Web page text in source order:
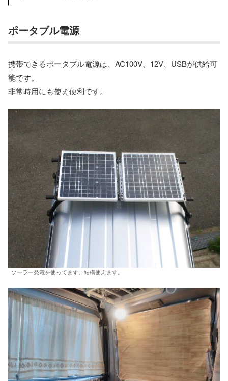
ポータブル電源
携帯できるポータブル電源は、AC100V、12V、USBが供給可
能です。
非常時用にも使え便利です。
ソーラー発電を使ってます。結構使えます。